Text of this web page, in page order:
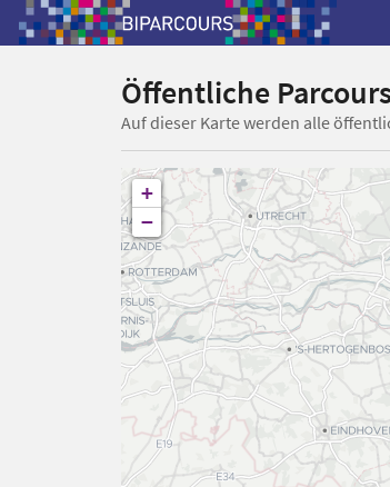
Öffentliche
Auf dieser Karte werden alle
+
−